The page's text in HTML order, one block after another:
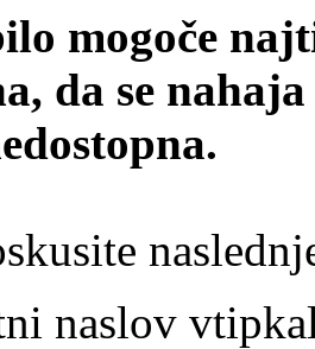
mogoče
da se
naslov